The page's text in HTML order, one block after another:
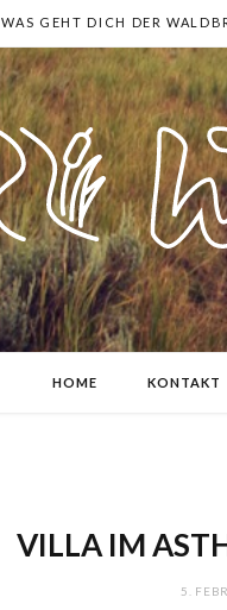
WAS GEHT DICH DER
HOME KONTAKT
VILLA IM
5.